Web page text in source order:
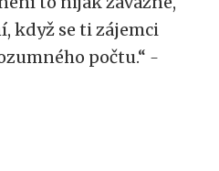
když se ti zájemci
počtu.“ -